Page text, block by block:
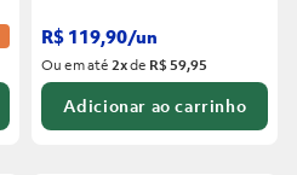
R$ 119,90/un
Ou em até2xde R$ 59,95
Adicionar ao carrinho